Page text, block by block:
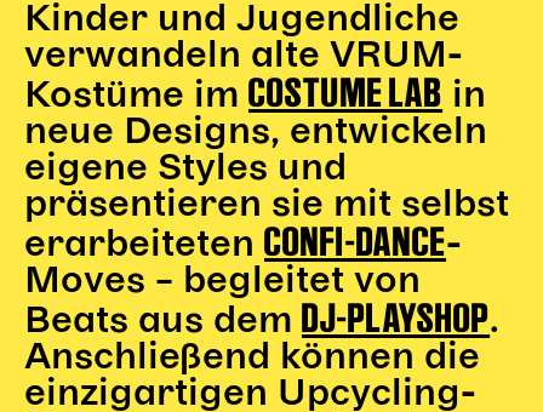
Schulabenteuernacht
Probenklasse
Vorstellungen für pädagogische Institutionen
Angebote für Pädagog*innen
PädagogikClub
Sommerfest
Open House
Newsletter für pädagogische Institutionen
DIGITALE BÜHNE
Kinder und Jugendliche
verwandeln alte VRUM-
Kostüme im COSTUME LAB in
neue Designs, entwickeln
eigene Styles und
präsentieren sie mit selbst
erarbeiteten CONFI-DANCE-
Moves – begleitet von
Beats aus dem DJ-PLAYSHOP.
Anschließend können die
einzigartigen Upcycling-